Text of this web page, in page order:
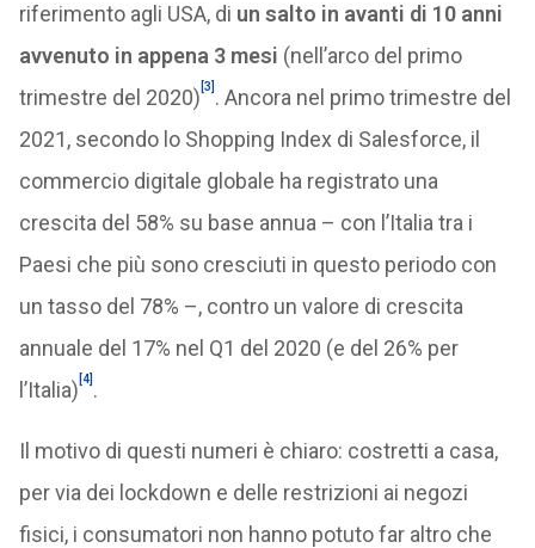
riferimento agli USA, di un salto in avanti di 10 anni
avvenuto in appena 3 mesi (nell’arco del primo
trimestre del 2020) [3] . Ancora nel primo trimestre del
2021, secondo lo Shopping Index di Salesforce, il
commercio digitale globale ha registrato una
crescita del 58% su base annua – con l’Italia tra i
Paesi che più sono cresciuti in questo periodo con
un tasso del 78% –, contro un valore di crescita
annuale del 17% nel Q1 del 2020 (e del 26% per
l’Italia) [4] .
Il motivo di questi numeri è chiaro: costretti a casa,
per via dei lockdown e delle restrizioni ai negozi
fisici, i consumatori non hanno potuto far altro che